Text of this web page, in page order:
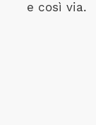
e così via.